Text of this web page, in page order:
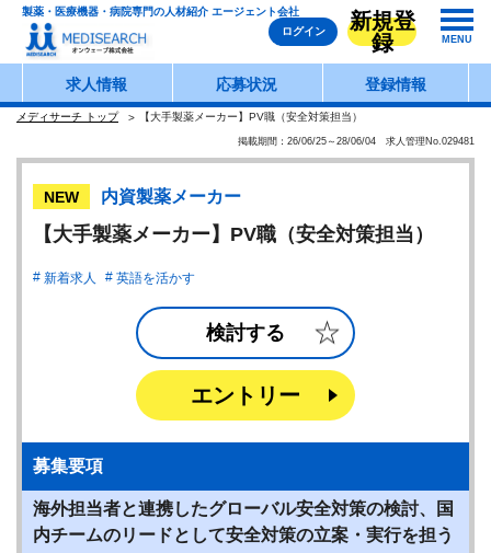
製薬・医療機器・病院専門の人材紹介 エージェント会社
ログイン
新規登
録
MENU
求人情報 応募状況 登録情報
メディサーチ トップ 【大手製薬メーカー】PV職（安全対策担当）
掲載期間：26/06/25～28/06/04 求人管理No.029481
NEW 内資製薬メーカー
【大手製薬メーカー】PV職（安全対策担当）
新着求人 英語を活かす
検討する
エントリー
募集要項
海外担当者と連携したグローバル安全対策の検討、国
内チームのリードとして安全対策の立案・実行を担う